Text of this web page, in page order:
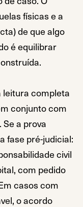
físicas e a
de que algo
é equilibrar
leitura completa
conjunto com
a prova
fase pré-judicial:
civil
com pedido
casos com
o acordo